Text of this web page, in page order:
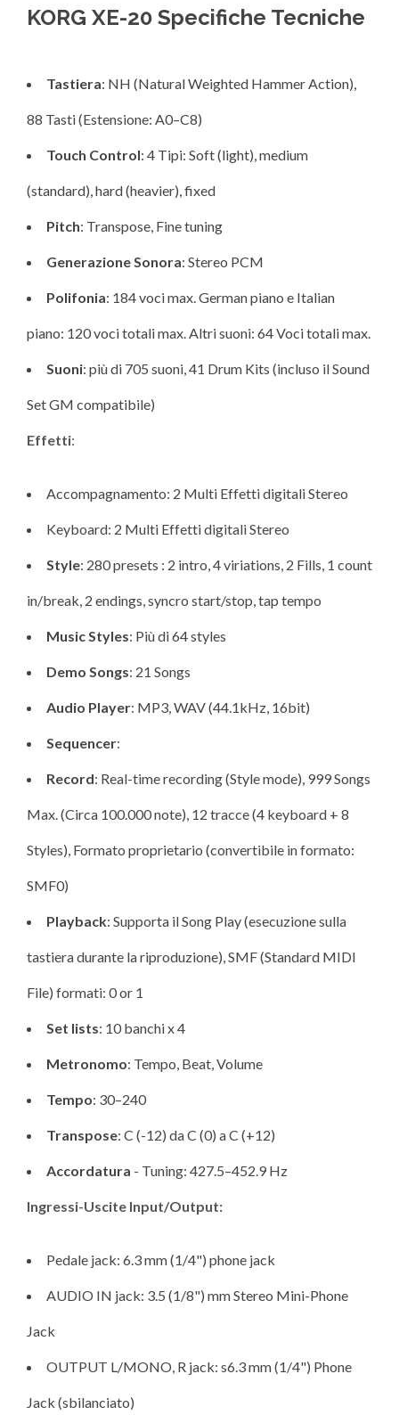
KORG XE-20 Specifiche Tecniche
Tastiera: NH (Natural Weighted Hammer Action),
88 Tasti (Estensione: A0–C8)
Touch Control: 4 Tipi: Soft (light), medium
(standard), hard (heavier), fixed
Pitch: Transpose, Fine tuning
Generazione Sonora: Stereo PCM
Polifonia: 184 voci max. German piano e Italian
piano: 120 voci totali max. Altri suoni: 64 Voci totali max.
Suoni: più di 705 suoni, 41 Drum Kits (incluso il Sound
Set GM compatibile)
Effetti:
Accompagnamento: 2 Multi Effetti digitali Stereo
Keyboard: 2 Multi Effetti digitali Stereo
Style: 280 presets : 2 intro, 4 viriations, 2 Fills, 1 count
in/break, 2 endings, syncro start/stop, tap tempo
Music Styles: Più di 64 styles
Demo Songs: 21 Songs
Audio Player: MP3, WAV (44.1kHz, 16bit)
Sequencer:
Record: Real-time recording (Style mode), 999 Songs
Max. (Circa 100.000 note), 12 tracce (4 keyboard + 8
Styles), Formato proprietario (convertibile in formato:
SMF0)
Playback: Supporta il Song Play (esecuzione sulla
tastiera durante la riproduzione), SMF (Standard MIDI
File) formati: 0 or 1
Set lists: 10 banchi x 4
Metronomo: Tempo, Beat, Volume
Tempo: 30–240
Transpose: C (-12) da C (0) a C (+12)
Accordatura - Tuning: 427.5–452.9 Hz
Ingressi-Uscite Input/Output:
Pedale jack: 6.3 mm (1/4") phone jack
AUDIO IN jack: 3.5 (1/8") mm Stereo Mini-Phone
Jack
OUTPUT L/MONO, R jack: s6.3 mm (1/4") Phone
Jack (sbilanciato)